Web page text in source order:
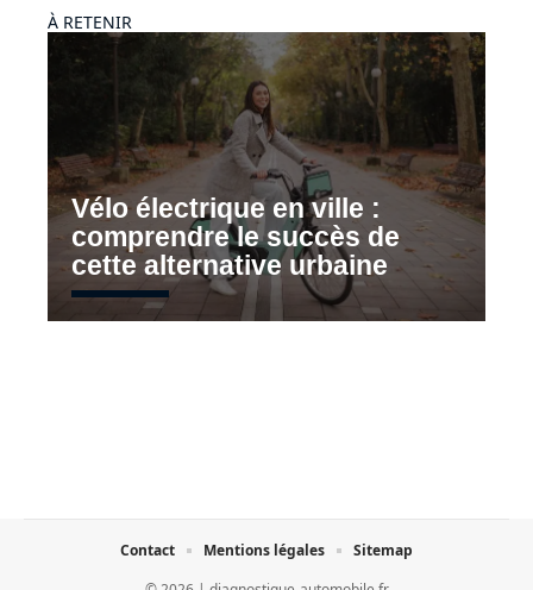
À RETENIR
Vélo électrique en ville :
comprendre le succès de
cette alternative urbaine
Contact Mentions légales Sitemap